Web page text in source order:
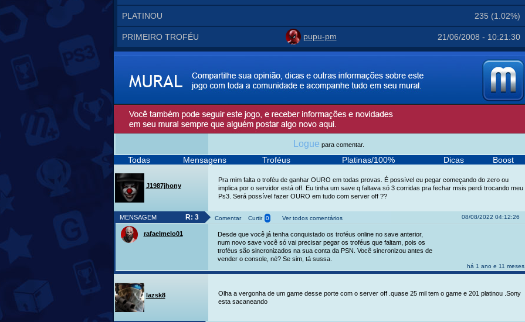
PLATINOU 235 (1.02%)
PRIMEIRO TROFÉU pupu-pm 21/06/2008 - 10:21:30
Logue para comentar.
Todas Mensagens Troféus Platinas/100% Dicas Boost
J1987jhony
Pra mim falta o troféu de ganhar OURO em todas provas. É possível eu pegar começando do zero ou
implica por o servidor está off. Eu tinha um save q faltava só 3 corridas pra fechar msis perdi trocando meu
Ps3. Será possível fazer OURO em tudo com server off ??
MENSAGEM R: 3 Comentar Curtir 0 Ver todos comentários 08/08/2022 04:12:26
rafaelmelo01
Desde que você já tenha conquistado os troféus online no save anterior,
num novo save você só vai precisar pegar os troféus que faltam, pois os
troféus são sincronizados na sua conta da PSN. Você sincronizou antes de
vender o console, né? Se sim, tá sussa.
há 1 ano e 11 meses
lazsk8
Olha a vergonha de um game desse porte com o server off .quase 25 mil tem o game e 201 platinou .Sony
esta sacaneando